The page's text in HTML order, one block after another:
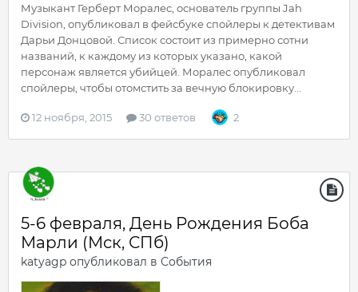
Музыкант Герберт Моралес, основатель группы Jah
Division, опубликовал в фейсбуке спойлеры к детективам
Дарьи Донцовой. Список состоит из примерно сотни
названий, к каждому из которых указано, какой
персонаж является убийцей. Моралес опубликовал
спойлеры, чтобы отомстить за вечную блокировку...
12 ноября, 2015 30 ответов 2
5-6 февраля, День Рождения Боба
Марли (Мск, СПб)
katyagp опубликовал в События